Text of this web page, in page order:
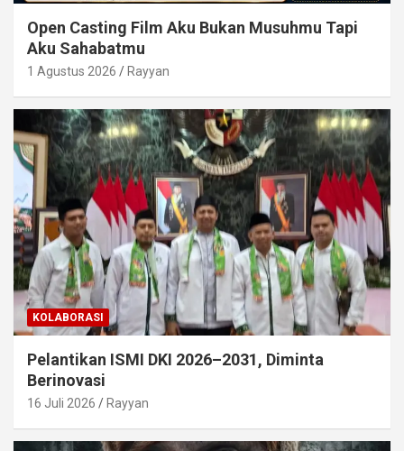
Open Casting Film Aku Bukan Musuhmu Tapi
Aku Sahabatmu
1 Agustus 2026 Rayyan
KOLABORASI
Pelantikan ISMI DKI 2026–2031, Diminta
Berinovasi
16 Juli 2026 Rayyan